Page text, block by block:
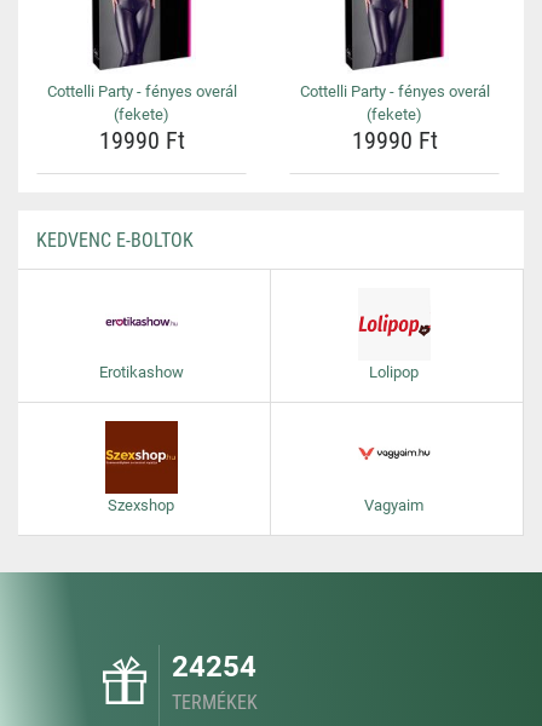
Cottelli Party - fényes overál
(fekete)
19990 Ft
Cottelli Party - fényes overál
(fekete)
19990 Ft
KEDVENC E-BOLTOK
Erotikashow Lolipop
Szexshop Vagyaim
24254
TERMÉKEK